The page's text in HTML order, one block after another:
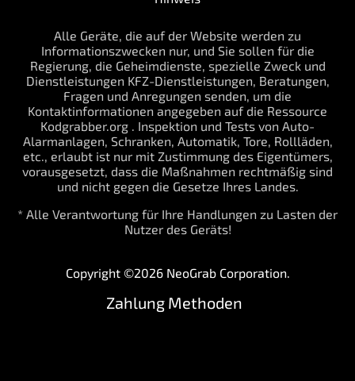
Alle Geräte, die auf der Website werden zu
Informationszwecken nur, und Sie sollen für die
Regierung, die Geheimdienste, spezielle Zweck und
Dienstleistungen KFZ-Dienstleistungen, Beratungen,
Fragen und Anregungen senden, um die
Kontaktinformationen angegeben auf die Ressource
Kodgrabber.org . Inspektion und Tests von Auto-
Alarmanlagen, Schranken, Automatik, Tore, Rollläden,
etc., erlaubt ist nur mit Zustimmung des Eigentümers,
vorausgesetzt, dass die Maßnahmen rechtmäßig sind
und nicht gegen die Gesetze Ihres Landes.
* Alle Verantwortung für Ihre Handlungen zu Lasten der
Nutzer des Geräts!
Copyright ©2026 NeoGrab Corporation.
Zahlung Methoden